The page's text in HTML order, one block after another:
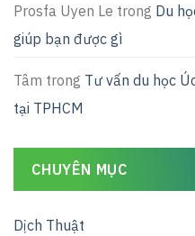
Prosfa Uyen Le trong Du
giúp bạn được gì
Tâm trong Tư vấn du học
tại TPHCM
CHUYÊN MỤC
Dịch Thuật